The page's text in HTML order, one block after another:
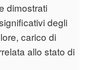
dimostrati
degli
carico di
allo stato di